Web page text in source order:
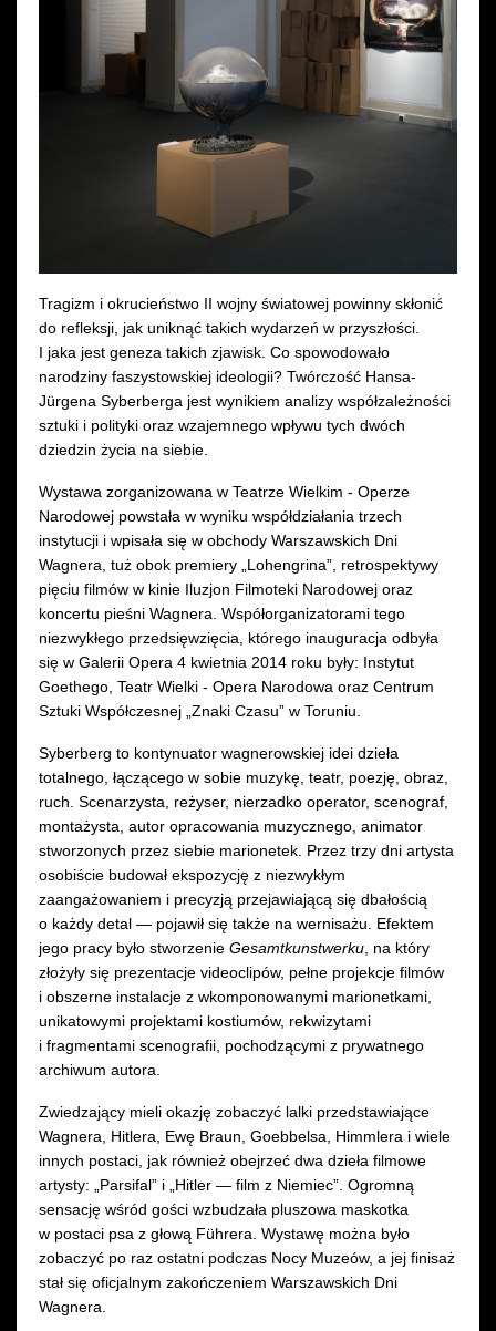
Wynajem kostiumów
Wynajem rekwizytów
Tragizm i okrucieństwo II wojny światowej powinny skłonić
do refleksji, jak uniknąć takich wydarzeń w przyszłości.
I jaka jest geneza takich zjawisk. Co spowodowało
narodziny faszystowskiej ideologii? Twórczość Hansa-
Jürgena Syberberga jest wynikiem analizy współzależności
sztuki i polityki oraz wzajemnego wpływu tych dwóch
dziedzin życia na siebie.
Wystawa zorganizowana w Teatrze Wielkim - Operze
Narodowej powstała w wyniku współdziałania trzech
instytucji i wpisała się w obchody Warszawskich Dni
Wagnera, tuż obok premiery „Lohengrina”, retrospektywy
pięciu filmów w kinie Iluzjon Filmoteki Narodowej oraz
koncertu pieśni Wagnera. Współorganizatorami tego
niezwykłego przedsięwzięcia, którego inauguracja odbyła
się w Galerii Opera 4 kwietnia 2014 roku były: Instytut
Goethego, Teatr Wielki - Opera Narodowa oraz Centrum
Sztuki Współczesnej „Znaki Czasu” w Toruniu.
Syberberg to kontynuator wagnerowskiej idei dzieła
totalnego, łączącego w sobie muzykę, teatr, poezję, obraz,
ruch. Scenarzysta, reżyser, nierzadko operator, scenograf,
montażysta, autor opracowania muzycznego, animator
stworzonych przez siebie marionetek. Przez trzy dni artysta
osobiście budował ekspozycję z niezwykłym
zaangażowaniem i precyzją przejawiającą się dbałością
o każdy detal — pojawił się także na wernisażu. Efektem
jego pracy było stworzenie Gesamtkunstwerku, na który
złożyły się prezentacje videoclipów, pełne projekcje filmów
i obszerne instalacje z wkomponowanymi marionetkami,
unikatowymi projektami kostiumów, rekwizytami
i fragmentami scenografii, pochodzącymi z prywatnego
archiwum autora.
Zwiedzający mieli okazję zobaczyć lalki przedstawiające
Wagnera, Hitlera, Ewę Braun, Goebbelsa, Himmlera i wiele
innych postaci, jak również obejrzeć dwa dzieła filmowe
artysty: „Parsifal” i „Hitler — film z Niemiec”. Ogromną
sensację wśród gości wzbudzała pluszowa maskotka
w postaci psa z głową Führera. Wystawę można było
zobaczyć po raz ostatni podczas Nocy Muzeów, a jej finisaż
stał się oficjalnym zakończeniem Warszawskich Dni
Wagnera.